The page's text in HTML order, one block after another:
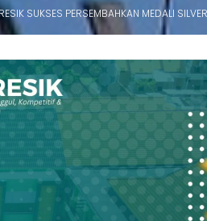
SUKSES PERSEMBAHKAN MEDALI